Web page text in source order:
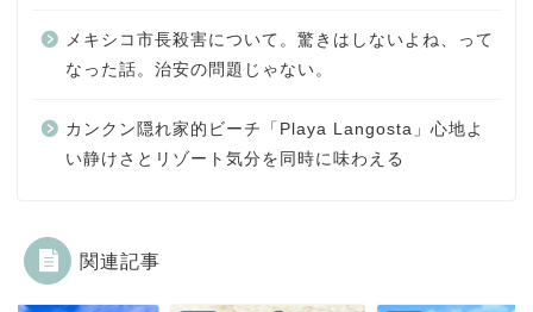
メキシコ市長殺害について。驚きはしないよね、って
なった話。治安の問題じゃない。
カンクン隠れ家的ビーチ「Playa Langosta」心地よ
い静けさとリゾート気分を同時に味わえる
関連記事